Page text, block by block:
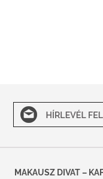
MAKAUSZ DIVAT –